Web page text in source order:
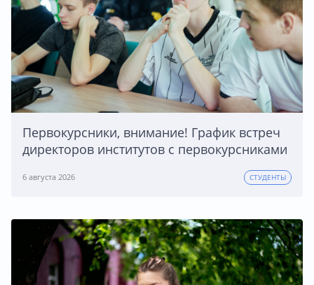
Первокурсники, внимание! График встреч
директоров институтов с первокурсниками
6 августа 2026 СТУДЕНТЫ